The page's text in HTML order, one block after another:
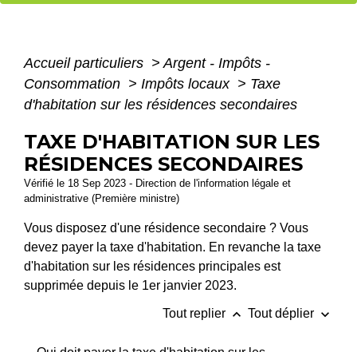
Accueil particuliers > Argent - Impôts -
Consommation > Impôts locaux > Taxe
d'habitation sur les résidences secondaires
TAXE D'HABITATION SUR LES
RÉSIDENCES SECONDAIRES
Vérifié le 18 Sep 2023 - Direction de l'information légale et
administrative (Première ministre)
Vous disposez d'une résidence secondaire ? Vous
devez payer la taxe d'habitation. En revanche la taxe
d'habitation sur les résidences principales est
supprimée depuis le 1er janvier 2023.
Tout replier keyboard_arrow_up Tout déplier keyboard_arrow_down